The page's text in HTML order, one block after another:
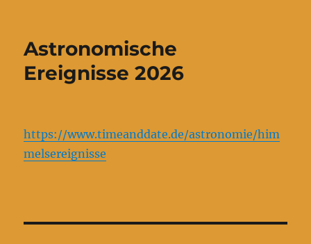
Astronomische
Ereignisse 2026
https://www.timeanddate.de/astronomie/him
melsereignisse